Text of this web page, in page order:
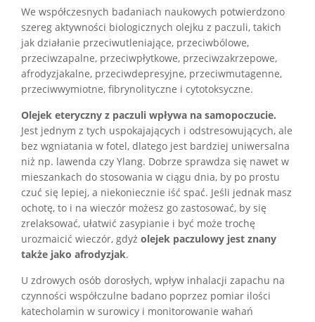
We współczesnych badaniach naukowych potwierdzono
szereg aktywności biologicznych olejku z paczuli, takich
jak działanie przeciwutleniające, przeciwbólowe,
przeciwzapalne, przeciwpłytkowe, przeciwzakrzepowe,
afrodyzjakalne, przeciwdepresyjne, przeciwmutagenne,
przeciwwymiotne, fibrynolityczne i cytotoksyczne.
Olejek eteryczny z paczuli wpływa na samopoczucie.
Jest jednym z tych uspokajających i odstresowujących, ale
bez wgniatania w fotel, dlatego jest bardziej uniwersalna
niż np. lawenda czy Ylang. Dobrze sprawdza się nawet w
mieszankach do stosowania w ciągu dnia, by po prostu
czuć się lepiej, a niekoniecznie iść spać. Jeśli jednak masz
ochotę, to i na wieczór możesz go zastosować, by się
zrelaksować, ułatwić zasypianie i być może trochę
urozmaicić wieczór, gdyż olejek paczulowy jest znany
także jako afrodyzjak.
U zdrowych osób dorosłych, wpływ inhalacji zapachu na
czynności współczulne badano poprzez pomiar ilości
katecholamin w surowicy i monitorowanie wahań